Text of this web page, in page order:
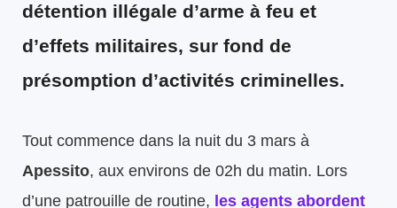
détention illégale d’arme à feu et
d’effets militaires, sur fond de
présomption d’activités criminelles.
Tout commence dans la nuit du 3 mars à
Apessito, aux environs de 02h du matin. Lors
d’une patrouille de routine, les agents abordent